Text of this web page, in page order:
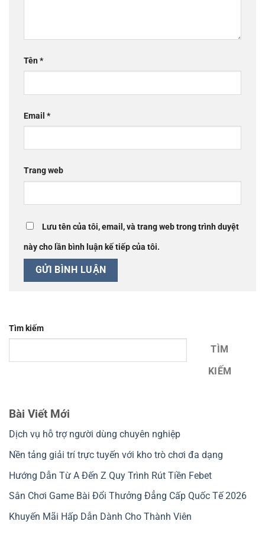
Tên*
Email *
Trang web
Lưu tên của tôi, email, và trang web trong trình duyệt
này cho lần bình luận kế tiếp của tôi.
Tìm kiếm
TÌM
KIẾM
Bài Viết Mới
Dịch vụ hỗ trợ người dùng chuyên nghiệp
Nền tảng giải trí trực tuyến với kho trò chơi đa dạng
Hướng Dẫn Từ A Đến Z Quy Trình Rút Tiền Febet
Sân Chơi Game Bài Đổi Thưởng Đẳng Cấp Quốc Tế 2026
Khuyến Mãi Hấp Dẫn Dành Cho Thành Viên